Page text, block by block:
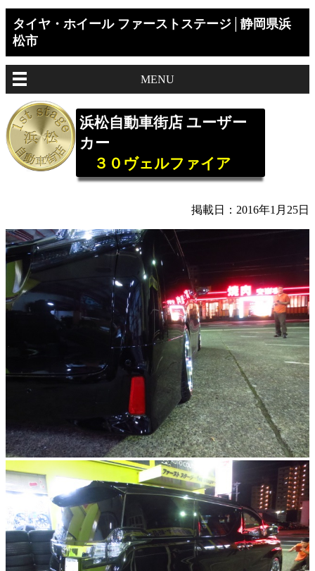
タイヤ・ホイール ファーストステージ│静岡県浜
松市
MENU
浜松自動車街店 ユーザー
カー
３０ヴェルファイア
掲載日：2016年1月25日